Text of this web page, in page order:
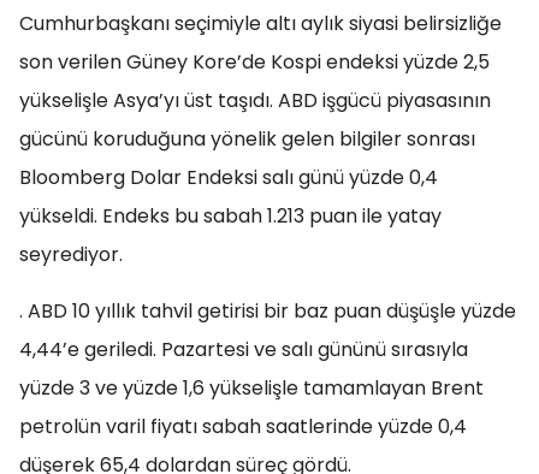
Cumhurbaşkanı seçimiyle altı aylık siyasi belirsizliğe
son verilen Güney Kore’de Kospi endeksi yüzde 2,5
yükselişle Asya’yı üst taşıdı. ABD işgücü piyasasının
gücünü koruduğuna yönelik gelen bilgiler sonrası
Bloomberg Dolar Endeksi salı günü yüzde 0,4
yükseldi. Endeks bu sabah 1.213 puan ile yatay
seyrediyor.
. ABD 10 yıllık tahvil getirisi bir baz puan düşüşle yüzde
4,44’e geriledi. Pazartesi ve salı gününü sırasıyla
yüzde 3 ve yüzde 1,6 yükselişle tamamlayan Brent
petrolün varil fiyatı sabah saatlerinde yüzde 0,4
düşerek 65,4 dolardan süreç gördü.